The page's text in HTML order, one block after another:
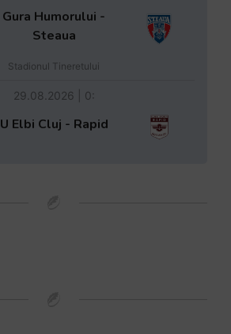
Gura Humorului -
Steaua
Stadionul Tineretului
29.08.2026 | 0:
U Elbi Cluj - Rapid